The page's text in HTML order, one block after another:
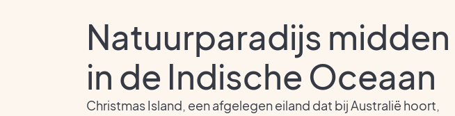
Natuurparadijs midden
in de Indische Oceaan
Christmas Island, een afgelegen eiland dat bij Australië hoort,